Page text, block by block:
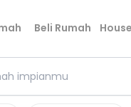
Beli Rumah